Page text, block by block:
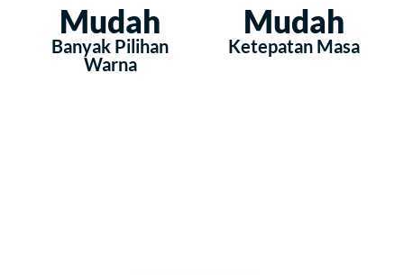
Mudah
Banyak Pilihan
Warna
Mudah
Ketepatan Masa